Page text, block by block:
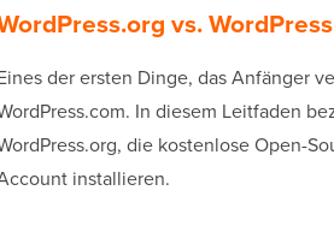
vs.
der ersten Dinge, das Anfänger
In diesem Leitfaden
die kostenlose Open-
installieren.